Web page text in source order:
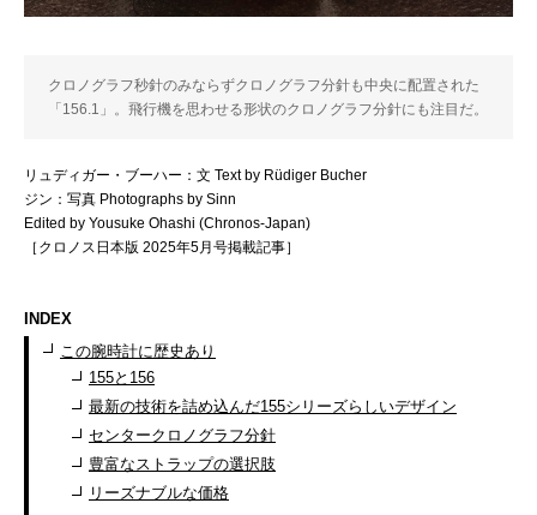
クロノグラフ秒針のみならずクロノグラフ分針も中央に配置された
「156.1」。飛行機を思わせる形状のクロノグラフ分針にも注目だ。
リュディガー・ブーハー：文 Text by Rüdiger Bucher
ジン：写真 Photographs by Sinn
Edited by Yousuke Ohashi (Chronos-Japan)
［クロノス日本版 2025年5月号掲載記事］
INDEX
この腕時計に歴史あり
155と156
最新の技術を詰め込んだ155シリーズらしいデザイン
センタークロノグラフ分針
豊富なストラップの選択肢
リーズナブルな価格